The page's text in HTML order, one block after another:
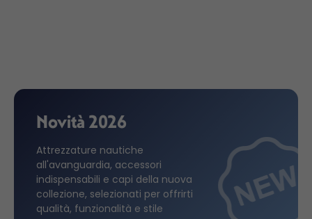
Novità 2026
Attrezzature nautiche
all'avanguardia, accessori
indispensabili e capi della nuova
collezione, selezionati per offrirti
qualità, funzionalità e stile